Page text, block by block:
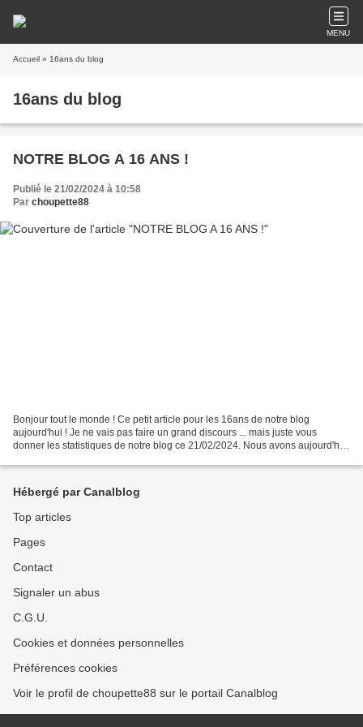
MENU
Accueil » 16ans du blog
16ans du blog
NOTRE BLOG A 16 ANS !
Publié le 21/02/2024 à 10:58
Par choupette88
Bonjour tout le monde ! Ce petit article pour les 16ans de notre blog
aujourd'hui ! Je ne vais pas faire un grand discours ... mais juste vous
donner les statistiques de notre blog ce 21/02/2024. Nous avons aujourd'hui
Hébergé par Canalblog
Top articles
Pages
Contact
Signaler un abus
C.G.U.
Cookies et données personnelles
Préférences cookies
Voir le profil de choupette88 sur le portail Canalblog